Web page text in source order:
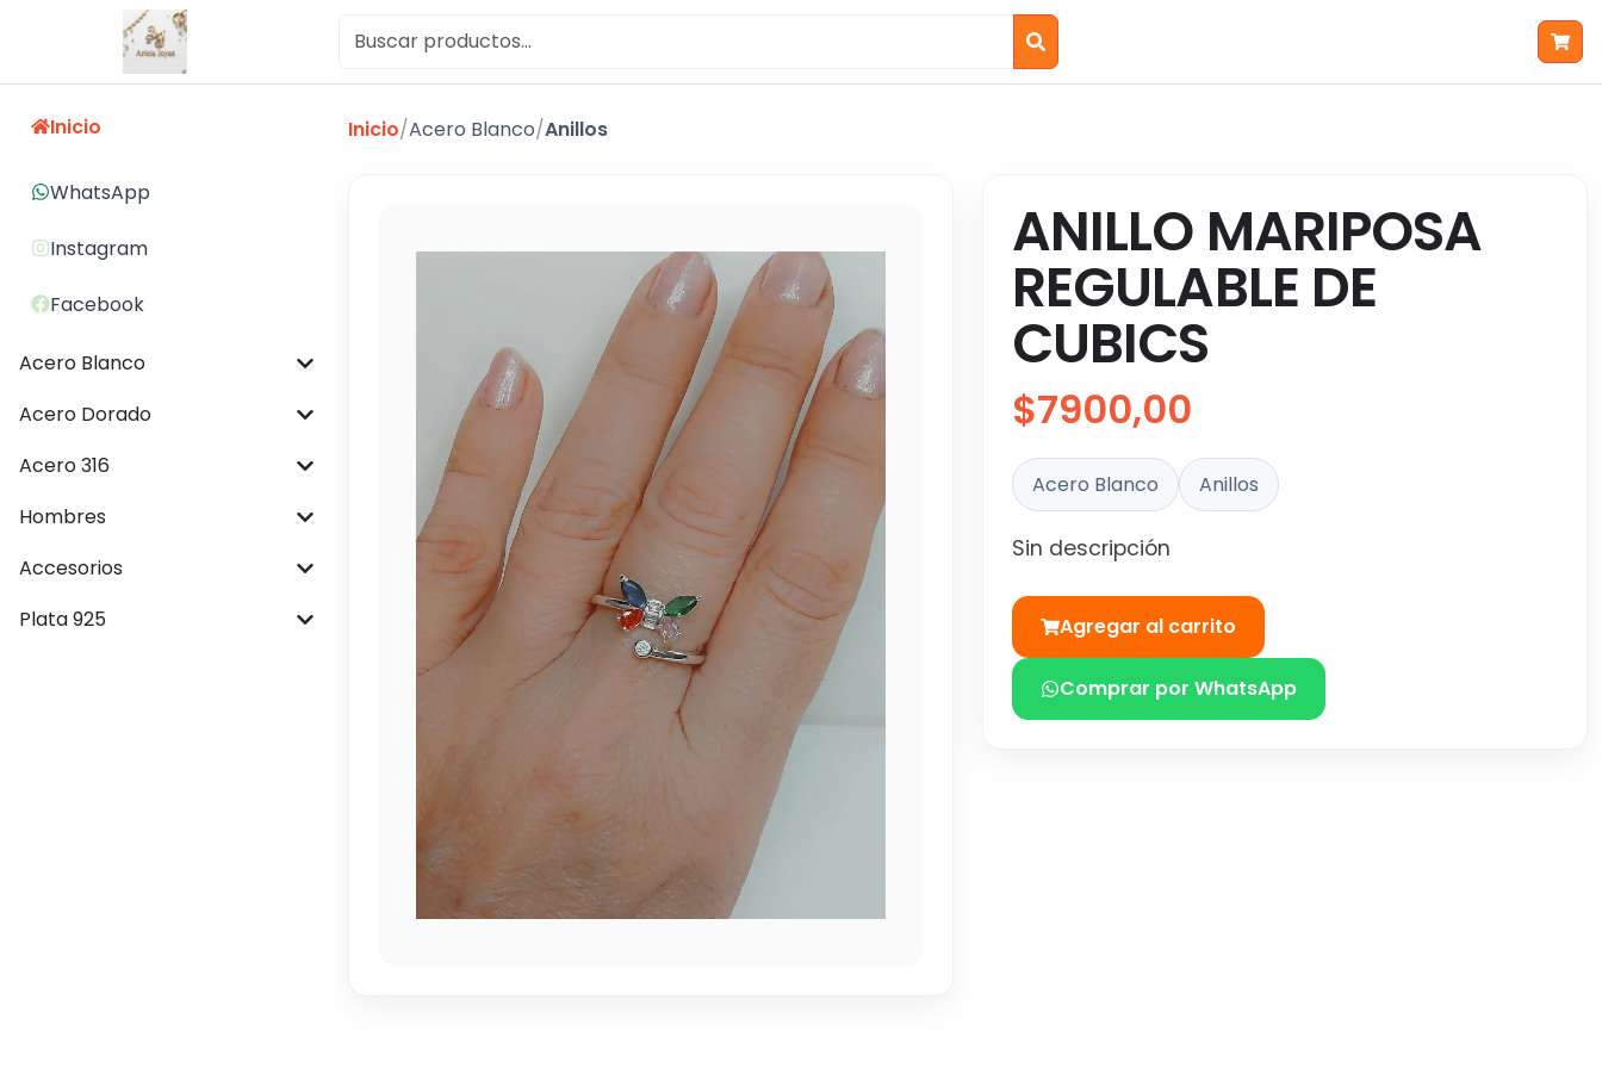
Inicio
WhatsApp
Instagram
Facebook
Acero Blanco
Acero Dorado
Acero 316
Hombres
Accesorios
Plata 925
Inicio/Acero Blanco/Anillos
ANILLO MARIPOSA
REGULABLE DE
CUBICS
$7900,00
Acero Blanco Anillos
Sin descripción
Agregar al carrito
Comprar por WhatsApp